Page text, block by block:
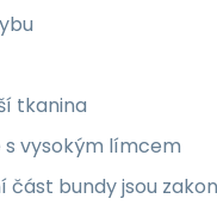
tkanina
vysokým límcem
část bundy jsou